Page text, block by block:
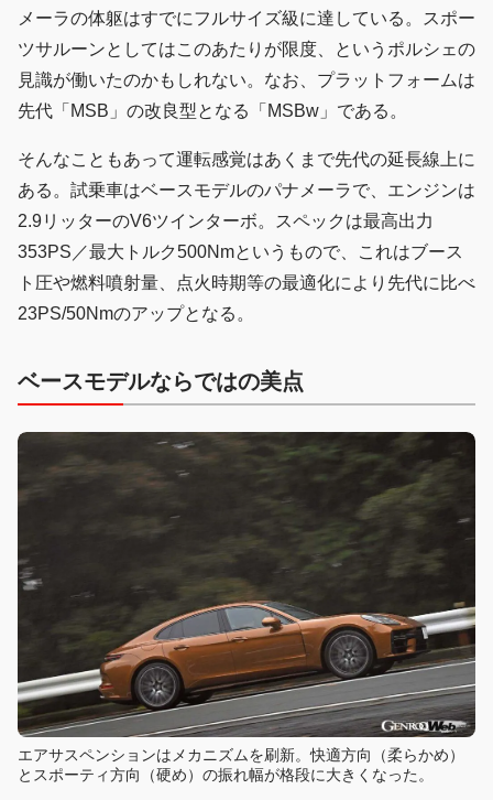
メーラの体躯はすでにフルサイズ級に達している。スポー
ツサルーンとしてはこのあたりが限度、というポルシェの
見識が働いたのかもしれない。なお、プラットフォームは
先代「MSB」の改良型となる「MSBw」である。
そんなこともあって運転感覚はあくまで先代の延長線上に
ある。試乗車はベースモデルのパナメーラで、エンジンは
2.9リッターのV6ツインターボ。スペックは最高出力
353PS／最大トルク500Nmというもので、これはブース
ト圧や燃料噴射量、点火時期等の最適化により先代に比べ
23‌PS/50‌Nmのアップとなる。
ベースモデルならではの美点
エアサスペンションはメカニズムを刷新。快適方向（柔らかめ）
とスポーティ方向（硬め）の振れ幅が格段に大きくなった。